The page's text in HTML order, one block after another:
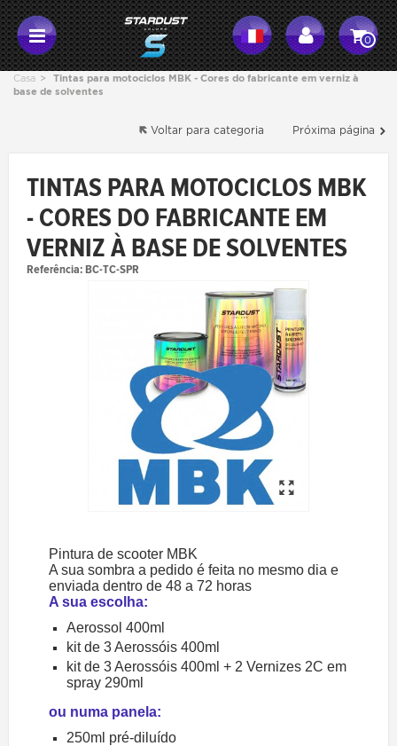
0
Casa >
Tintas para motociclos MBK - Cores do fabricante em verniz à
base de solventes
Próxima página
Voltar para categoria
TINTAS PARA MOTOCICLOS MBK
- CORES DO FABRICANTE EM
VERNIZ À BASE DE SOLVENTES
Referência:BC-TC-SPR
Pintura de scooter MBK
A sua sombra a pedido é feita no mesmo dia e
enviada dentro de 48 a 72 horas
A sua escolha:
Aerossol 400ml
kit de 3 Aerossóis 400ml
kit de 3 Aerossóis 400ml + 2 Vernizes 2C em
spray 290ml
ou numa panela:
250ml pré-diluído